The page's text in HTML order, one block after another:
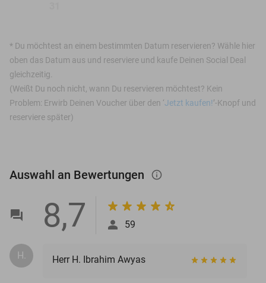
* Du möchtest an einem bestimmten Datum reservieren? Wähle hier
oben das Datum aus und reserviere und kaufe Deinen Social Deal
gleichzeitig.
(Weißt Du noch nicht, wann Du reservieren möchtest? Kein
Problem: Erwirb Deinen Voucher über den ‘Jetzt kaufen!’-Knopf und
reserviere später)
Auswahl an Bewertungen info_outlined
8,7 59
H. Herr H. Ibrahim Awyas